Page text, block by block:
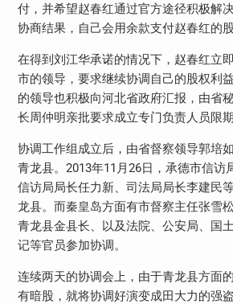
付，并希望赵春红通过官方途径积极解
协商结果，自己会用余款支付赵春红的股
在得到刘江华承诺的情况下，赵春红立
市的领导，要求继续协调自己的股权利
的领导也积极向河北省政府汇报，由省
长周仲明亲批要求成立专门负责人员限
协调工作组成立后，由省督察领导郭培
青龙县。 2013年11 月26日，承德市信访
信访局局长任力新、司法局局长李建民
龙县。而秦皇岛方面有市督察主任张雪
青龙县金县长、以及法院、公安局、国
记等官员参加协调。
连续两天的协调会上，由于青龙县方面
有暗股，就将协调好演变成田大力的强